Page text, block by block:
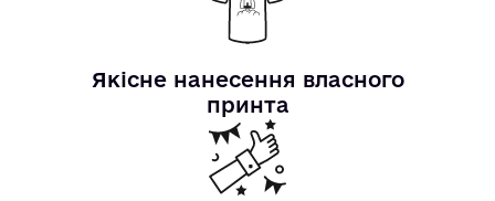
Якісне нанесення власного
принта